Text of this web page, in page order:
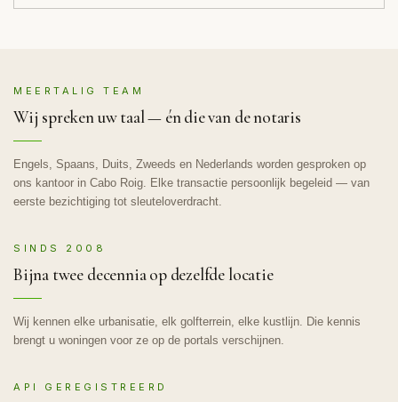
MEERTALIG TEAM
Wij spreken uw taal — én die van de notaris
Engels, Spaans, Duits, Zweeds en Nederlands worden gesproken op
ons kantoor in Cabo Roig. Elke transactie persoonlijk begeleid — van
eerste bezichtiging tot sleuteloverdracht.
SINDS 2008
Bijna twee decennia op dezelfde locatie
Wij kennen elke urbanisatie, elk golfterrein, elke kustlijn. Die kennis
brengt u woningen voor ze op de portals verschijnen.
API GEREGISTREERD